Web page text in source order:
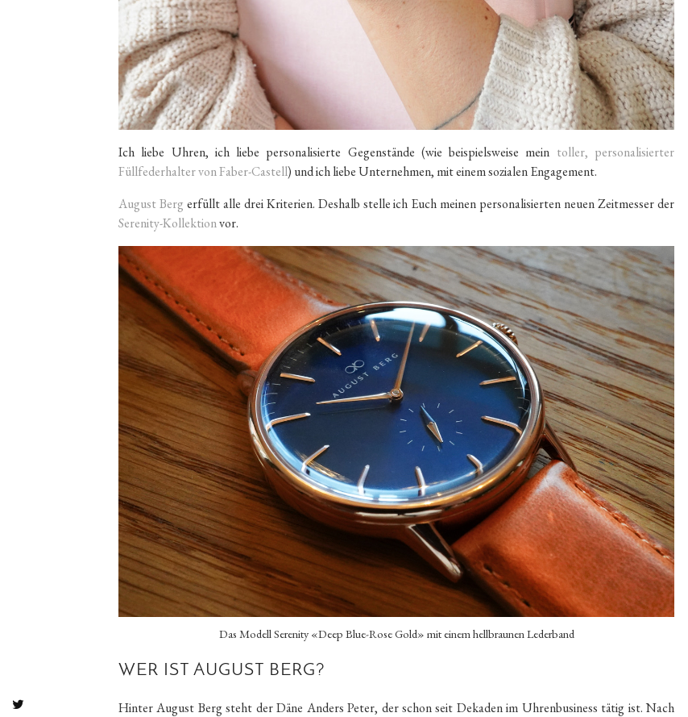
Ich liebe Uhren, ich liebe personalisierte Gegenstände (wie beispielsweise mein toller, personalisierter
Füllfederhalter von Faber-Castell) und ich liebe Unternehmen, mit einem sozialen Engagement.
August Berg erfüllt alle drei Kriterien. Deshalb stelle ich Euch meinen personalisierten neuen Zeitmesser der
Serenity-Kollektionvor.
Das Modell Serenity «Deep Blue-Rose Gold» mit einem hellbraunen Lederband
WER IST AUGUST BERG?
Hinter August Berg steht der Däne Anders Peter, der schon seit Dekaden im Uhrenbusiness tätig ist. Nach